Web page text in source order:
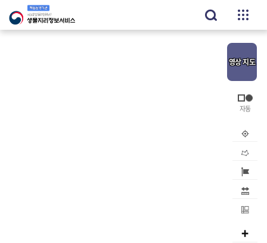
영상지도
내위치
공간검
지역검
거리
면적
+